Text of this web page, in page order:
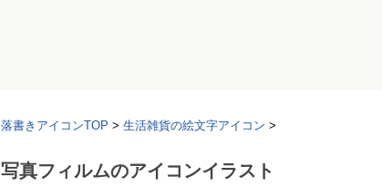
落書きアイコンTOP > 生活雑貨の絵文字アイコン >
写真フィルムのアイコンイラスト